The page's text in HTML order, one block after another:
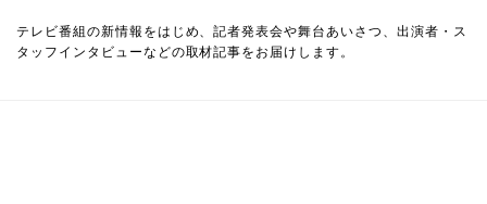
テレビ番組の新情報をはじめ、記者発表会や舞台あいさつ、出演者・ス
タッフインタビューなどの取材記事をお届けします。